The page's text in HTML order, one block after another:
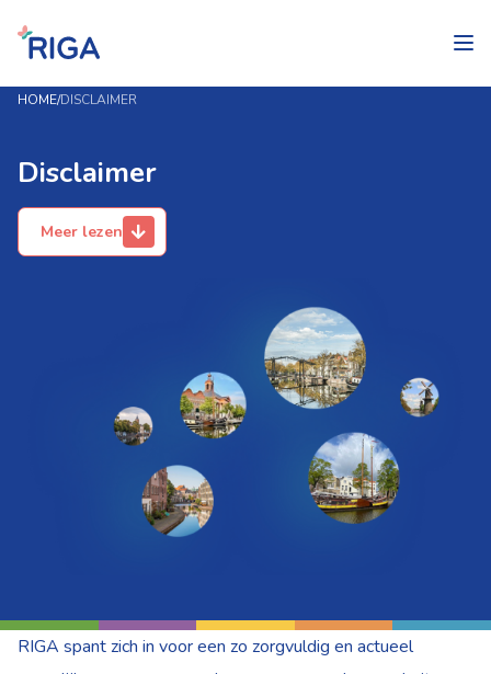
HOME/DISCLAIMER
Disclaimer
Meer lezen
RIGA spant zich in voor een zo zorgvuldig en actueel